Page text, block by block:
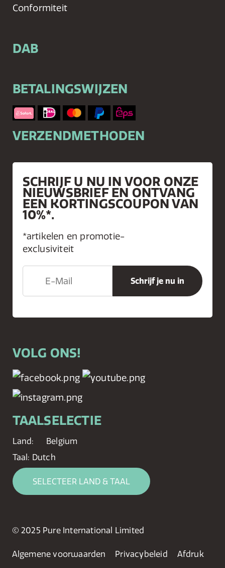
Conformiteit
DAB
BETALINGSWIJZEN
VERZENDMETHODEN
SCHRIJF U NU IN VOOR ONZE
NIEUWSBRIEF EN ONTVANG
EEN KORTINGSCOUPON VAN
10%*.
*artikelen en promotie-
exclusiviteit
VOLG ONS!
TAALSELECTIE
Land:
Belgium
Taal: Dutch
SELECTEER LAND & TAAL
© 2025 Pure International Limited
Algemene voorwaarden Privacybeleid Afdruk